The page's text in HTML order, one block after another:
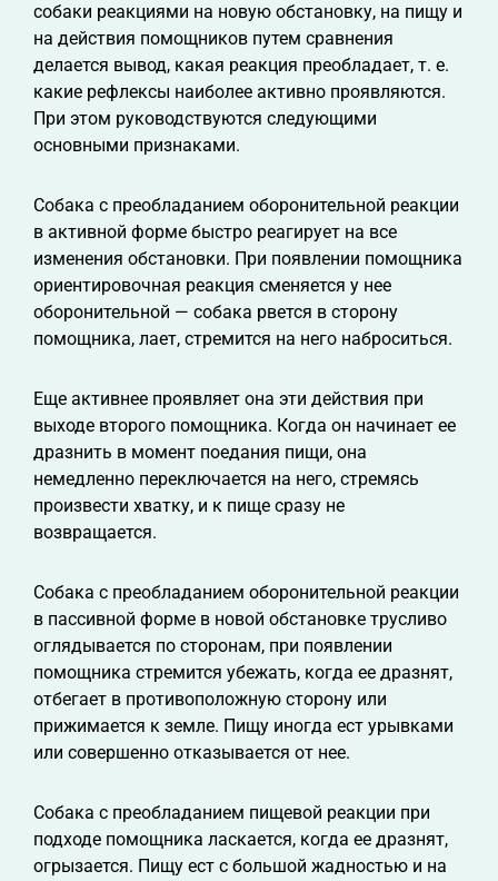
собаки реакциями на новую обстановку, на пищу и
на действия помощников путем сравнения
делается вывод, какая реакция преобладает, т. е.
какие рефлексы наиболее активно проявляются.
При этом руководствуются следующими
основными признаками.
Собака с преобладанием оборонительной реакции
в активной форме быстро реагирует на все
изменения обстановки. При появлении помощника
ориентировочная реакция сменяется у нее
оборонительной — собака рвется в сторону
помощника, лает, стремится на него наброситься.
Еще активнее проявляет она эти действия при
выходе второго помощника. Когда он начинает ее
дразнить в момент поедания пищи, она
немедленно переключается на него, стремясь
произвести хватку, и к пище сразу не
возвращается.
Собака с преобладанием оборонительной реакции
в пассивной форме в новой обстановке трусливо
оглядывается по сторонам, при появлении
помощника стремится убежать, когда ее дразнят,
отбегает в противоположную сторону или
прижимается к земле. Пищу иногда ест урывками
или совершенно отказывается от нее.
Собака с преобладанием пищевой реакции при
подходе помощника ласкается, когда ее дразнят,
огрызается. Пищу ест с большой жадностью и на